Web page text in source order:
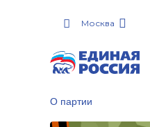
Москва
О партии